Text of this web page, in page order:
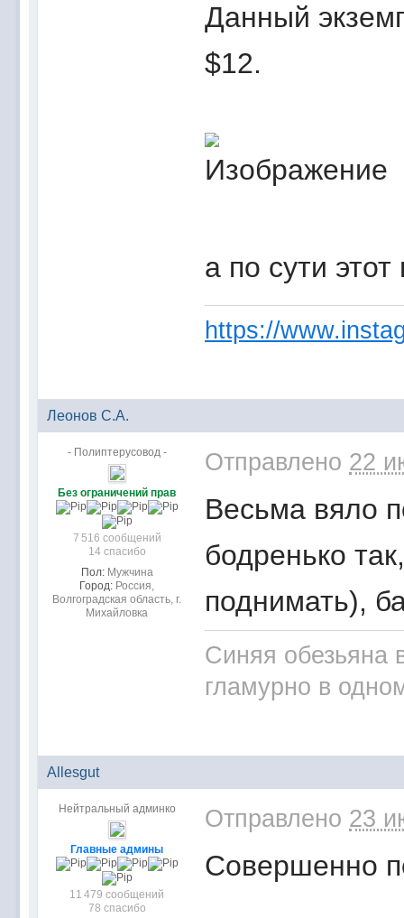
Данный
$12.
а по сути
https://
Леонов С.А.
- Полиптерусовод -
Без ограничений прав
7 516 сообщений
14 спасибо
Пол: Мужчина
Город: Россия,
Волгоградская область, г.
Михайловка
Отправлено 22
Весьма вяло
бодренько
поднимать),
Синяя обезьяна
гламурно в
Allesgut
Нейтральный админко
Главные админы
11 479 сообщений
78 спасибо
Отправлено 23
Совершенно